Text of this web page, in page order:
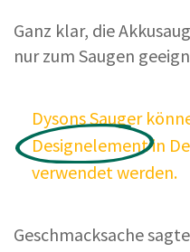
Ganz klar, die
nur zum Saugen
Dysons Sauger
Designelementin
verwendet werden.
Geschmacksache